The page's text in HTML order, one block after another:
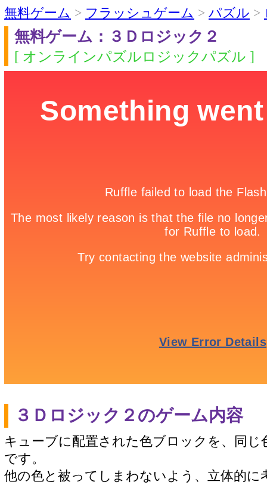
無料ゲーム > フラッシュゲーム > パズル >
無料ゲーム：３Ｄロジック２
[ オンラインパズルロジックパズル ]
３Ｄロジック２のゲーム内容
キューブに配置された色ブロックを、同
です。
他の色と被ってしまわないよう、立体的